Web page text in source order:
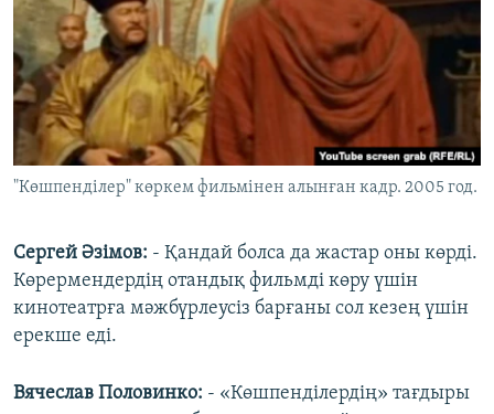
"Көшпенділер" көркем фильмінен алынған кадр. 2005 год.
Сергей Әзімов: - Қандай болса да жастар оны көрді.
Көрермендердің отандық фильмді көру үшін
кинотеатрға мәжбүрлеусіз барғаны сол кезең үшін
ерекше еді.
Вячеслав Половинко: - «Көшпенділердің» тағдыры